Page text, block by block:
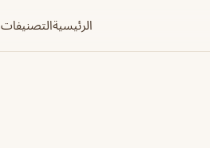
الرئيسيةالتصنيفات